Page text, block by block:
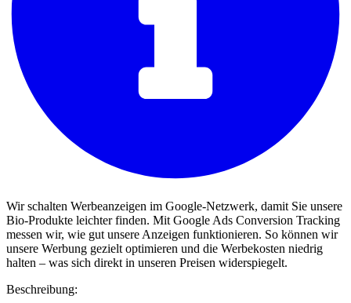
Wir schalten Werbeanzeigen im Google-Netzwerk, damit Sie unsere
Bio-Produkte leichter finden. Mit Google Ads Conversion Tracking
messen wir, wie gut unsere Anzeigen funktionieren. So können wir
unsere Werbung gezielt optimieren und die Werbekosten niedrig
halten – was sich direkt in unseren Preisen widerspiegelt.
Beschreibung: